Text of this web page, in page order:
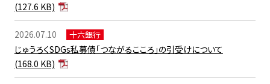
(127.6 KB)
2026.07.10 十六銀行
じゅうろくSDGs私募債「つながるこころ」の引受けについて
(168.0 KB)